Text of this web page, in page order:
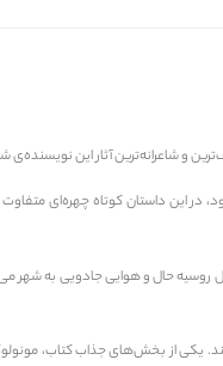
و شاعرانه‌ترین آثار این نویسنده‌ی
این داستان کوتاه چهره‌ای
حال و هوایی جادویی به شهر
یکی از بخش‌های جذاب کتاب،